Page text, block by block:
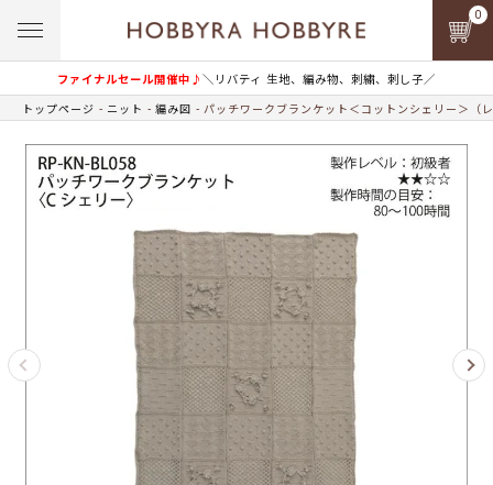
ファイナルセール開催中♪＼リバティ 生地、編み物、刺繍、刺し子／
0
トップページ ニット 編み図 パッチワークブランケット＜コットンシェリー＞（